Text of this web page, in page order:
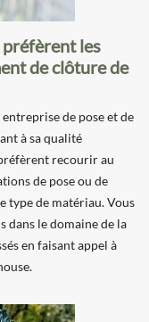
les
de clôture de
de pose et de
à sa qualité
recourir au
de pose ou de
type de matériau. Vous
dans le domaine de la
en faisant appel à